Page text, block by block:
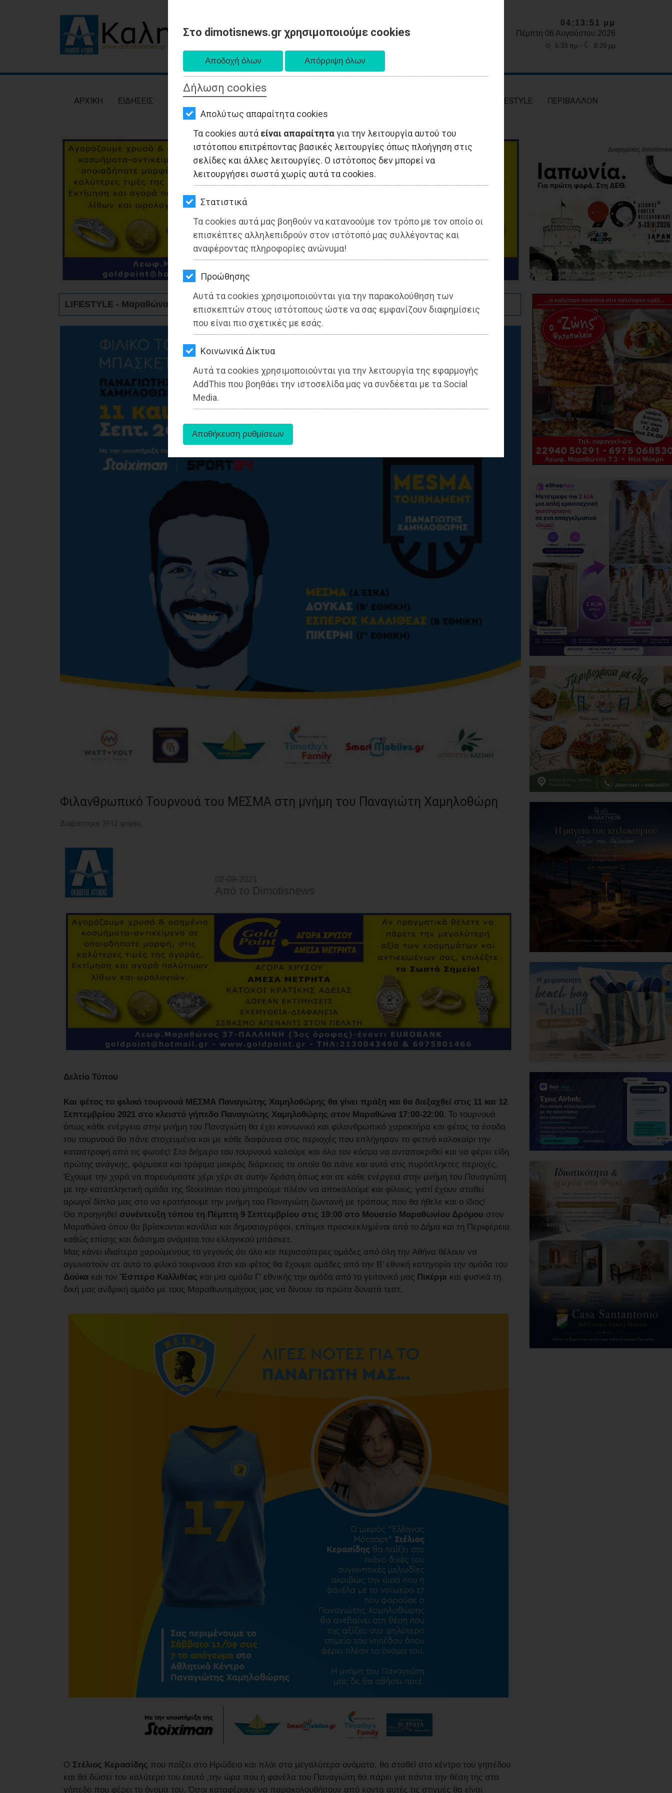
Στο dimotisnews.gr χρησιμοποιούμε cookies
Δήλωση cookies
Απολύτως απαραίτητα cookies
Τα cookies αυτά είναι απαραίτηταγια την λειτουργία αυτού του
ιστότοπου επιτρέποντας βασικές λειτουργίες όπως πλοήγηση στις
σελίδες και άλλες λειτουργίες. Ο ιστότοπος δεν μπορεί να
λειτουργήσει σωστά χωρίς αυτά τα cookies.
Στατιστικά
Τα cookies αυτά μας βοηθούν να κατανοούμε τον τρόπο με τον οποίο οι
επισκέπτες αλληλεπιδρούν στον ιστότοπό μας συλλέγοντας και
αναφέροντας πληροφορίες ανώνυμα!
Προώθησης
Αυτά τα cookies χρησιμοποιούνται για την παρακολούθηση των
επισκεπτών στους ιστότοπους ώστε να σας εμφανίζουν διαφημίσεις
που είναι πιο σχετικές με εσάς.
Kοινωνικά Δίκτυα
Αυτά τα cookies χρησιμοποιούνται για την λειτουργία της εφαρμογής
AddThis που βοηθάει την ιστοσελίδα μας να συνδέεται με τα Social
Media.
ΕΙΔΗΣΕΙΣ
ΟΙΚΟΝΟΜΙΑ
ΑΘΛΗΤΙΣΜΟΣ
ΠΟΛΙΤΙΣΜΟΣ
LIFESTYLE
ΕΞΟΔΟΣ
04:13:53 μμ
Πέμπτη 06 Αυγούστου 2026
☼ 6:33 πμ - ☾ 8:29 μμ
AΡΧΙΚΗ ΕΙΔΗΣΕΙΣ LIFESTYLE ΠΕΡΙΒΑΛΛΟΝ
LIFESTYLE - Μαραθώνας
Φιλανθρωπικό Τουρνουά του ΜΕΣΜΑ στη μνήμη του Παναγιώτη Χαμηλοθώρη
Διαβάστηκε 3912 φορές
02-09-2021
Από τo Dimotisnews
Δελτίο Τύπου
Και φέτος το φιλικό τουρνουά ΜΕΣΜΑ Παναγιώτης Χαμηλοθώρης θα γίνει πράξη και θα διεξαχθεί στις 11 και 12
Σεπτεμβρίου 2021 στο κλειστό γήπεδο Παναγιώτης Χαμηλοθώρης στον Μαραθώνα 17:00-22:00. Το τουρνουά
όπως κάθε ενέργεια στην μνήμη του Παναγιώτη θα έχει κοινωνικό και φιλανθρωπικό χαρακτήρα και φέτος τα έσοδα
του τουρνουά θα πάνε στοχευμένα και με κάθε διαφάνεια στις περιοχές που επλήγησαν το φετινό καλοκαίρι την
καταστροφή από τις φωτιές! Στο διήμερο του τουρνουά καλούμε και όλο τον κόσμο να ανταποκριθεί και να φέρει είδη
πρώτης ανάγκης, φάρμακα και τρόφιμα μακράς διάρκειας τα οποία θα πάνε και αυτά στις πυρόπληκτες περιοχές.
Έχουμε την χαρά να πορευόμαστε χέρι χέρι σε αυτήν δράση όπως και σε κάθε ενέργεια στην μνήμη του Παναγιώτη
με την καταπληκτική ομάδα της Stoiximan που μπορούμε πλέον να αποκαλούμε και φίλους, γιατί έχουν σταθεί
αρωγοί δίπλα μας στο να κρατήσουμε την μνήμη του Παναγιώτη ζωντανή με τρόπους που θα ήθελε και ο ίδιος!
Θα προηγηθεί συνέντευξη τύπου τη Πέμπτη 9 Σεπτεμβρίου στις 19:00 στο Μουσείο Μαραθωνίου Δρόμου στον
Μαραθώνα όπου θα βρίσκονται κανάλια και δημοσιογράφοι, επίτιμοι προσκεκλημένοι από το Δήμο και τη Περιφέρεια
καθώς επίσης και διάσημα ονόματα του ελληνικού μπάσκετ.
Μας κάνει ιδιαίτερα χαρούμενους το γεγονός ότι όλο και περισσότερες ομάδες από όλη την Αθήνα θέλουν να
αγωνιστούν σε αυτό το φιλικό τουρνουά έτσι και φέτος θα έχουμε ομάδες από την Β’ εθνική κατηγορία την ομάδα του
Δούκα και τον Έσπερο Καλλιθέας και μια ομάδα Γ’ εθνικής την ομάδα από το γειτονικό μας Πικέρμι και φυσικά τη
δική μας ανδρική ομάδα με τους Μαραθωνομάχους μας να δίνουν τα πρώτα δυνατά τεστ.
Ο Στέλιος Κερασίδης που παίζει στο Ηρώδειο και πλάι στα μεγαλύτερα ονόματα, θα σταθεί στο κέντρο του γηπέδου
και θα δώσει τον καλύτερο του εαυτό ,την ώρα που η φανέλα του Παναγιώτη θα πάρει για πάντα την θέση της στο
γήπεδο που φέρει το όνομα του. Όσοι καταφέρουν να παρακολουθήσουν από κοντά αυτές τις στιγμές θα είναι